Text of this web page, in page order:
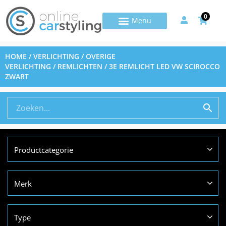
0
HOME /VERLICHTING /OVERIGE
VERLICHTING / REMLICHTEN / 3E REMLICHT LED VW SCIROCCO
ZWART
Productcategorie
Merk
Type